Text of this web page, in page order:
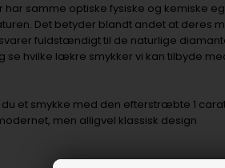
samme optiske fysiske og kemiske
Det betyder blandt andet at deres
fuldstændigt til de naturlige
se hvilke lækre smykker vi kan tilbyde
du et smykke med den efterstræbte 1
men alligvel klassisk design